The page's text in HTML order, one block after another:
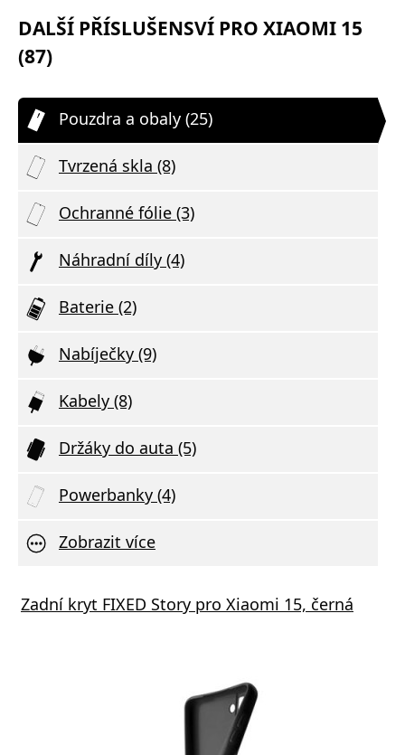
DALŠÍ PŘÍSLUŠENSVÍ PRO XIAOMI 15
(87)
Pouzdra a obaly (25)
Tvrzená skla (8)
Ochranné fólie (3)
Náhradní díly (4)
Baterie (2)
Nabíječky (9)
Kabely (8)
Držáky do auta (5)
Powerbanky (4)
Zobrazit více
Zadní kryt FIXED Story pro Xiaomi 15, černá